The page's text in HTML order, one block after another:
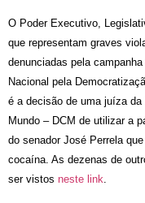
O Poder Executivo,
que representam graves
denunciadas pela
Nacional pela
é a decisão de uma juíza
Mundo – DCM de utilizar a
do senador José Perrela
cocaína. As dezenas de
ser vistos neste link.